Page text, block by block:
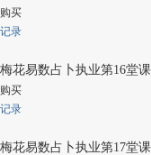
购买
记录
梅花易数占卜执业第16堂
购买
记录
梅花易数占卜执业第17堂